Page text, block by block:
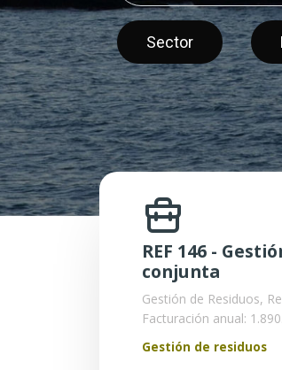
Sector
REF 146 -
conjunta
Gestión de Residuos,
Facturación anual:
Gestión de residuos